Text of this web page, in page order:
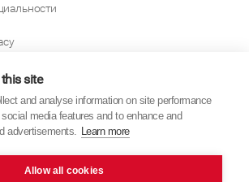
Файлов «куки»
site
and analyse information on site performance
media features and to enhance and
advertisements. Learn more
Allow all cookies